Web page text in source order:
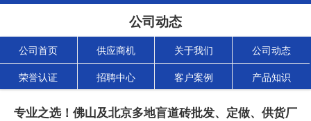
公司动态
公司首页 供应商机 关于我们 公司动态
荣誉认证 招聘中心 客户案例 产品知识
专业之选！佛山及北京多地盲道砖批发、定做、供货厂